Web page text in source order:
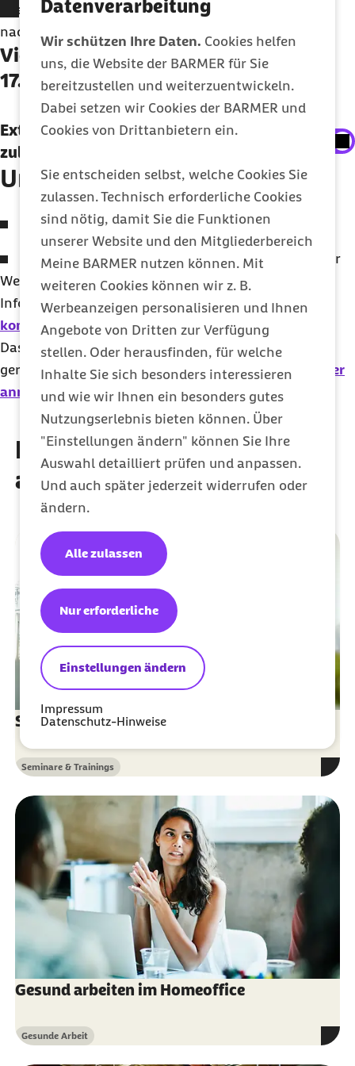
Datenverarbeitung
Wir schützen Ihre Daten. Cookies helfen
uns, die Website der BARMER für Sie
bereitzustellen und weiterzuentwickeln.
Dabei setzen wir Cookies der BARMER und
Cookies von Drittanbietern ein.
Sie entscheiden selbst, welche Cookies Sie
zulassen. Technisch erforderliche Cookies
sind nötig, damit Sie die Funktionen
unserer Website und den Mitgliederbereich
Meine BARMER nutzen können. Mit
weiteren Cookies können wir z. B.
Werbeanzeigen personalisieren und Ihnen
Angebote von Dritten zur Verfügung
stellen. Oder herausfinden, für welche
Inhalte Sie sich besonders interessieren
und wie wir Ihnen ein besonders gutes
Nutzungserlebnis bieten können. Über
"Einstellungen ändern" können Sie Ihre
Auswahl detailliert prüfen und anpassen.
Und auch später jederzeit widerrufen oder
ändern.
Einstellungen ändern
Nur erforderliche
Alle zulassen
Impressum
Datenschutz-Hinweise
Wie lassen sich agile Arbeitsmethoden gesund und
nachhaltig im Unternehmen etablieren
Video zu unserem Seminar vom
17.08.21
Externe Inhalte anzeigen
Sie können an dieser Stelle einstellen, alle externen
Inhalte auf der Website anzeigen zu lassen.
Ich bin damit einverstanden, dass personenbezogene
Daten an Drittplattformen übermittelt werden.
Mehr dazu in unsererDatenschutzerklärung .
Externe Inhalte der Youtube-Plattform
zulassen
Unsere Experten
Michael Stock, Design Thinking Coach, Barmer
Tim Lukas Rümenapp, B2B Management, Barmer
Wenn Sie Fragen zum Seminar haben oder weitere
Infos benötigen, können Sie uns gerne online
kontaktieren.
Das Seminar hat Ihnen gefallen? Wir informieren Sie
gerne über weitere Angebote. Einfachzum Newsletter
anmelden und keine Infos mehr verpassen.
Diese Artikel könnten Sie
auch interessieren
Sozial-, Arbeits- & Steuerrecht
Kategorie
Seminare & Trainings
Gesund arbeiten im Homeoffice
Kategorie
Gesunde Arbeit